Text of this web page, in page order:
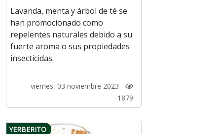
Lavanda, menta y árbol de té se
han promocionado como
repelentes naturales debido a su
fuerte aroma o sus propiedades
insecticidas.
viernes, 03 noviembre 2023 -
1879
YERBERITO